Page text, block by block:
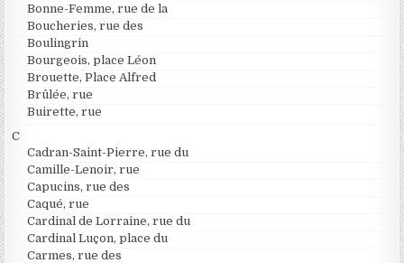
Bonne-Femme, rue de la
Boucheries, rue des
Boulingrin
Bourgeois, place Léon
Brouette, Place Alfred
Brûlée, rue
Buirette, rue
C
Cadran-Saint-Pierre, rue du
Camille-Lenoir, rue
Capucins, rue des
Caqué, rue
Cardinal de Lorraine, rue du
Cardinal Luçon, place du
Carmes, rue des